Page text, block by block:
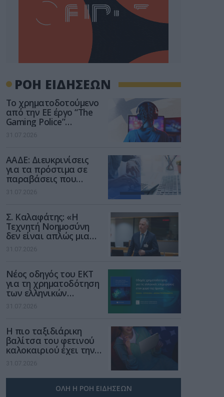
ΡΟΗ ΕΙΔΗΣΕΩΝ
Το χρηματοδοτούμενο
από την ΕΕ έργο “The
Gaming Police”
ενισχύει την ασφάλεια
των παιδιών στο
31.07.2026
ΑΑΔΕ: Διευκρινίσεις
για τα πρόστιμα σε
παραβάσεις που
αφορούν τους ΦΗΜ
31.07.2026
Σ. Καλαφάτης: «Η
Τεχνητή Νοημοσύνη
δεν είναι απλώς μια
νέα τεχνολογία, είναι
μια νέα βιομηχανική
31.07.2026
Νέος οδηγός του ΕΚΤ
για τη χρηματοδότηση
των ελληνικών
επιχειρήσεων στον
χώρο της άμυνας
31.07.2026
Η πιο ταξιδιάρικη
βαλίτσα του φετινού
καλοκαιριού έχει την
υπογραφή της Xiaomi
31.07.2026
ΟΛΗ Η ΡΟΗ ΕΙΔΗΣΕΩΝ